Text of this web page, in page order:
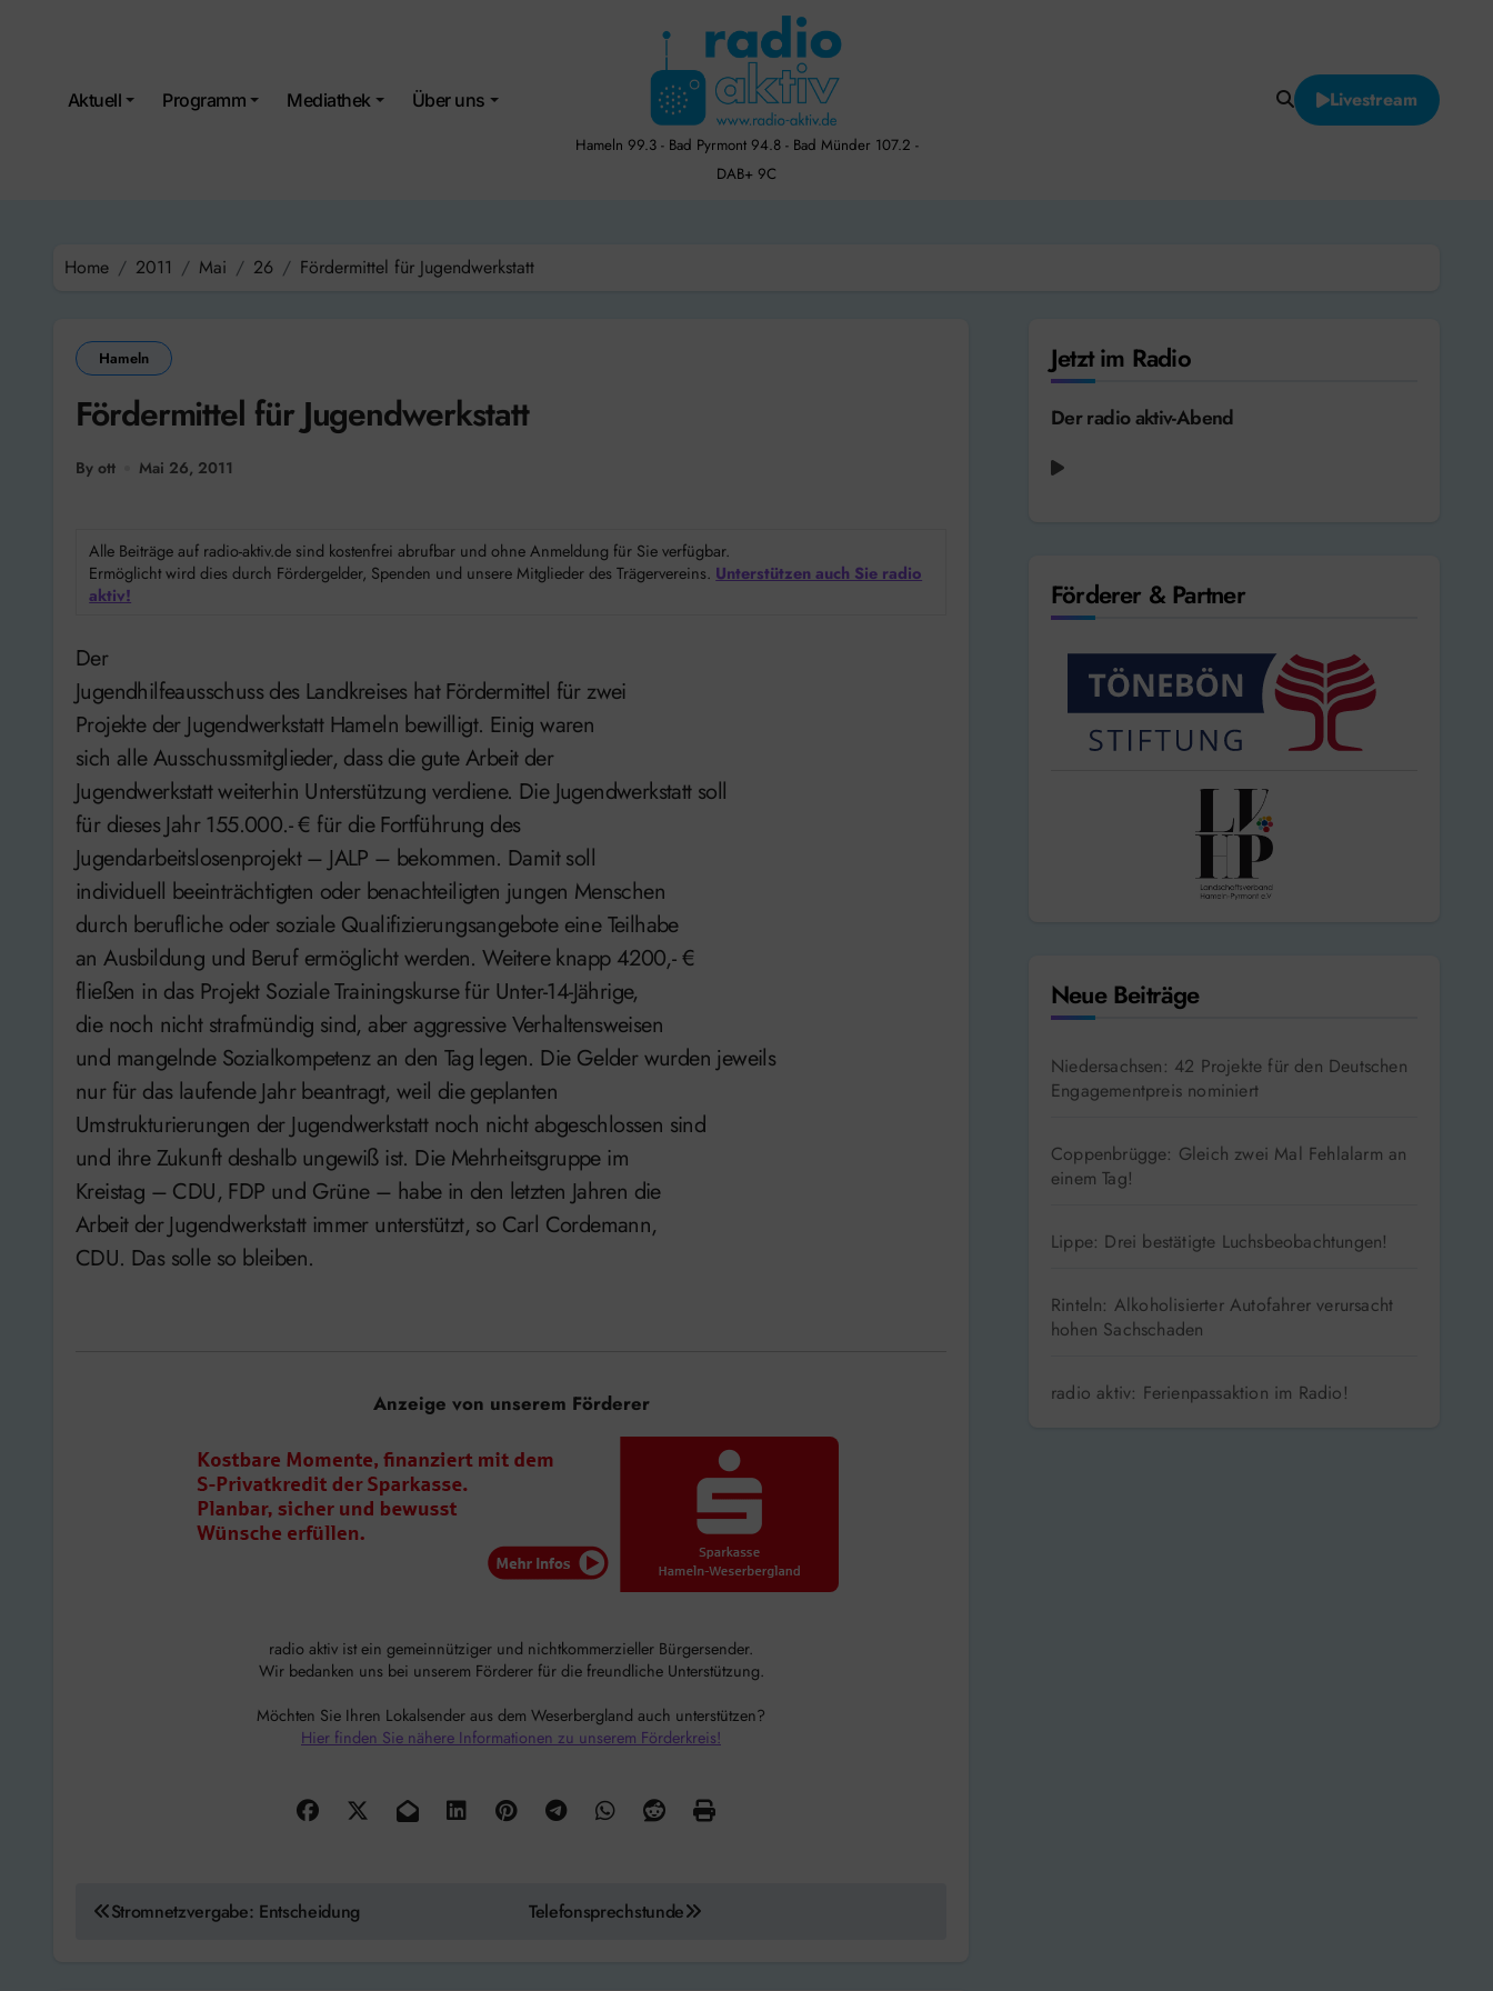
Aktuell Programm Mediathek Über uns
Hameln 99.3 - Bad Pyrmont 94.8 - Bad Münder 107.2 -
DAB+ 9C
Livestream
Home 2011 Mai 26 Fördermittel für Jugendwerkstatt
Hameln
Fördermittel für Jugendwerkstatt
By ott Mai 26, 2011
Alle Beiträge auf radio-aktiv.de sind kostenfrei abrufbar und ohne Anmeldung für Sie verfügbar.
Ermöglicht wird dies durch Fördergelder, Spenden und unsere Mitglieder des Trägervereins. Unterstützen auch Sie radio
aktiv!
Der
Jugendhilfeausschuss des Landkreises hat Fördermittel für zwei
Projekte der Jugendwerkstatt Hameln bewilligt. Einig waren
sich alle Ausschussmitglieder, dass die gute Arbeit der
Jugendwerkstatt weiterhin Unterstützung verdiene. Die Jugendwerkstatt soll
für dieses Jahr 155.000.- € für die Fortführung des
Jugendarbeitslosenprojekt – JALP – bekommen. Damit soll
individuell beeinträchtigten oder benachteiligten jungen Menschen
durch berufliche oder soziale Qualifizierungsangebote eine Teilhabe
an Ausbildung und Beruf ermöglicht werden. Weitere knapp 4200,- €
fließen in das Projekt Soziale Trainingskurse für Unter-14-Jährige,
die noch nicht strafmündig sind, aber aggressive Verhaltensweisen
und mangelnde Sozialkompetenz an den Tag legen. Die Gelder wurden jeweils
nur für das laufende Jahr beantragt, weil die geplanten
Umstrukturierungen der Jugendwerkstatt noch nicht abgeschlossen sind
und ihre Zukunft deshalb ungewiß ist. Die Mehrheitsgruppe im
Kreistag – CDU, FDP und Grüne – habe in den letzten Jahren die
Arbeit der Jugendwerkstatt immer unterstützt, so Carl Cordemann,
CDU. Das solle so bleiben.
Anzeige von unserem Förderer
radio aktiv ist ein gemeinnütziger und nichtkommerzieller Bürgersender.
Wir bedanken uns bei unserem Förderer für die freundliche Unterstützung.
Möchten Sie Ihren Lokalsender aus dem Weserbergland auch unterstützen?
Hier finden Sie nähere Informationen zu unserem Förderkreis!
Beitragsnavigation
Stromnetzvergabe: Entscheidung Telefonsprechstunde
Jetzt im Radio
Der radio aktiv-Abend
Förderer & Partner
Neue Beiträge
Niedersachsen: 42 Projekte für den Deutschen
Engagementpreis nominiert
Coppenbrügge: Gleich zwei Mal Fehlalarm an
einem Tag!
Lippe: Drei bestätigte Luchsbeobachtungen!
Rinteln: Alkoholisierter Autofahrer verursacht
hohen Sachschaden
radio aktiv: Ferienpassaktion im Radio!